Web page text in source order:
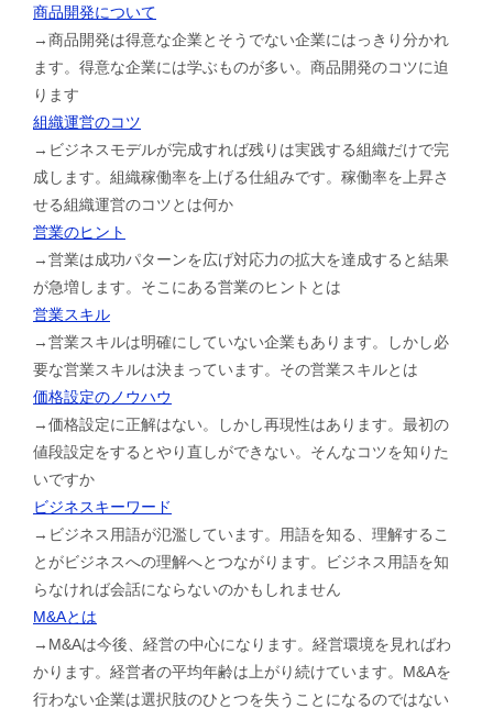
商品開発について
→商品開発は得意な企業とそうでない企業にはっきり分かれ
ます。得意な企業には学ぶものが多い。商品開発のコツに迫
ります
組織運営のコツ
→ビジネスモデルが完成すれば残りは実践する組織だけで完
成します。組織稼働率を上げる仕組みです。稼働率を上昇さ
せる組織運営のコツとは何か
営業のヒント
→営業は成功パターンを広げ対応力の拡大を達成すると結果
が急増します。そこにある営業のヒントとは
営業スキル
→営業スキルは明確にしていない企業もあります。しかし必
要な営業スキルは決まっています。その営業スキルとは
価格設定のノウハウ
→価格設定に正解はない。しかし再現性はあります。最初の
値段設定をするとやり直しができない。そんなコツを知りた
いですか
ビジネスキーワード
→ビジネス用語が氾濫しています。用語を知る、理解するこ
とがビジネスへの理解へとつながります。ビジネス用語を知
らなければ会話にならないのかもしれません
M&Aとは
→M&Aは今後、経営の中心になります。経営環境を見ればわ
かります。経営者の平均年齢は上がり続けています。M&Aを
行わない企業は選択肢のひとつを失うことになるのではない